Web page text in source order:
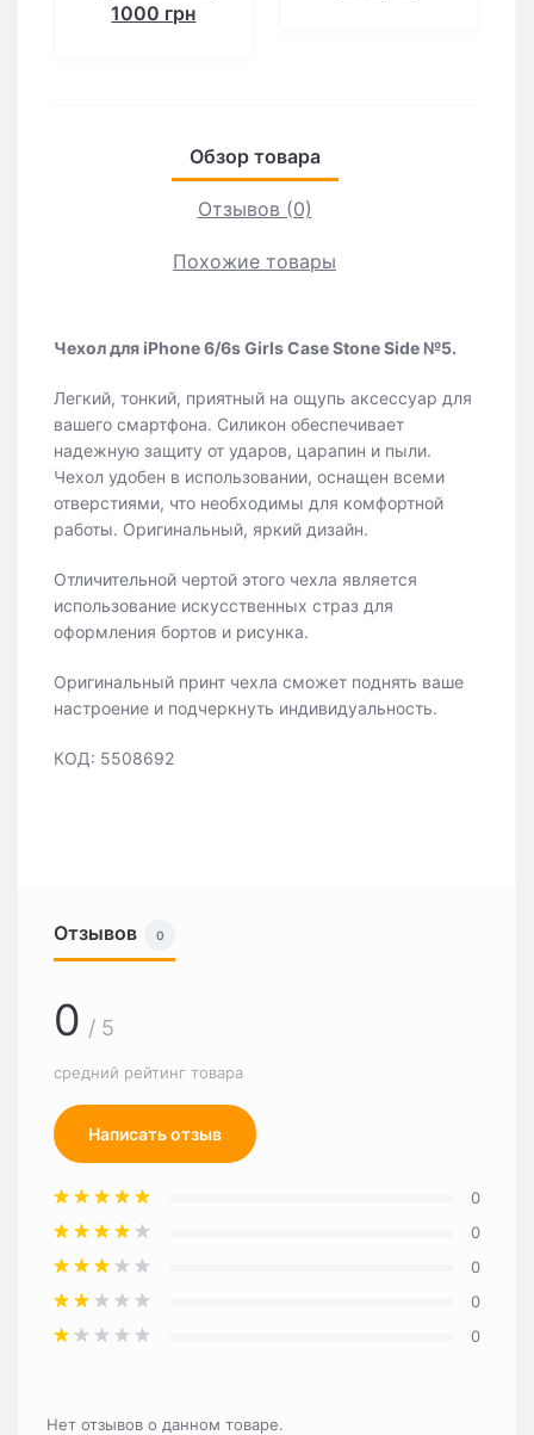
1000 грн
Обзор товара
Отзывов (0)
Похожие товары
Чехол для iPhone 6/6s Girls Case Stone Side №5.
Легкий, тонкий, приятный на ощупь аксессуар для
вашего смартфона. Силикон обеспечивает
надежную защиту от ударов, царапин и пыли.
Чехол удобен в использовании, оснащен всеми
отверстиями, что необходимы для комфортной
работы. Оригинальный, яркий дизайн.
Отличительной чертой этого чехла является
использование искусственных страз для
оформления бортов и рисунка.
Оригинальный принт чехла сможет поднять ваше
настроение и подчеркнуть индивидуальность.
КОД: 5508692
Отзывов 0
0 / 5
средний рейтинг товара
Написать отзыв
0
0
0
0
0
Нет отзывов о данном товаре.